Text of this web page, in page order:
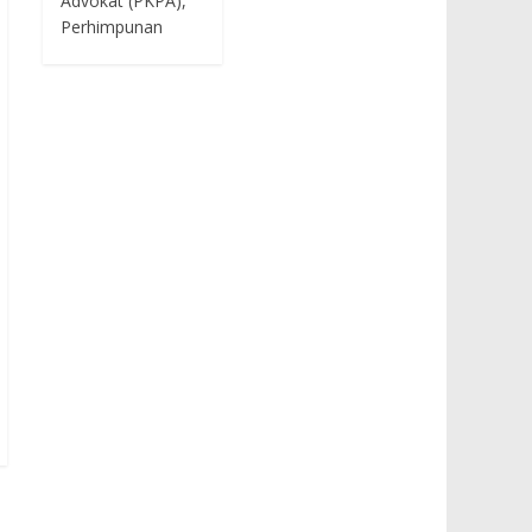
Perhimpunan